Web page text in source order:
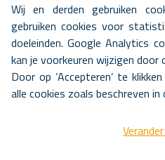
1 april 2023
en
BLIK OP ZORG
Werken als
Wij en derden gebruiken
gebruiken cookies voor
doeleinden. Google Analytics
kan je voorkeuren wijzigen door
Door op ‘Accepteren’ te
alle cookies zoals beschreven in